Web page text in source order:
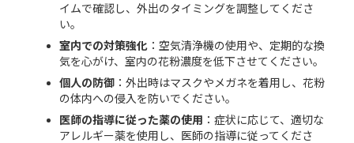
イムで確認し、外出のタイミングを調整してくださ
い。
室内での対策強化：空気清浄機の使用や、定期的な換
気を心がけ、室内の花粉濃度を低下させてください。
個人の防御：外出時はマスクやメガネを着用し、花粉
の体内への侵入を防いでください。
医師の指導に従った薬の使用 ：症状に応じて、適切な
アレルギー薬を使用し、医師の指導に従ってくださ